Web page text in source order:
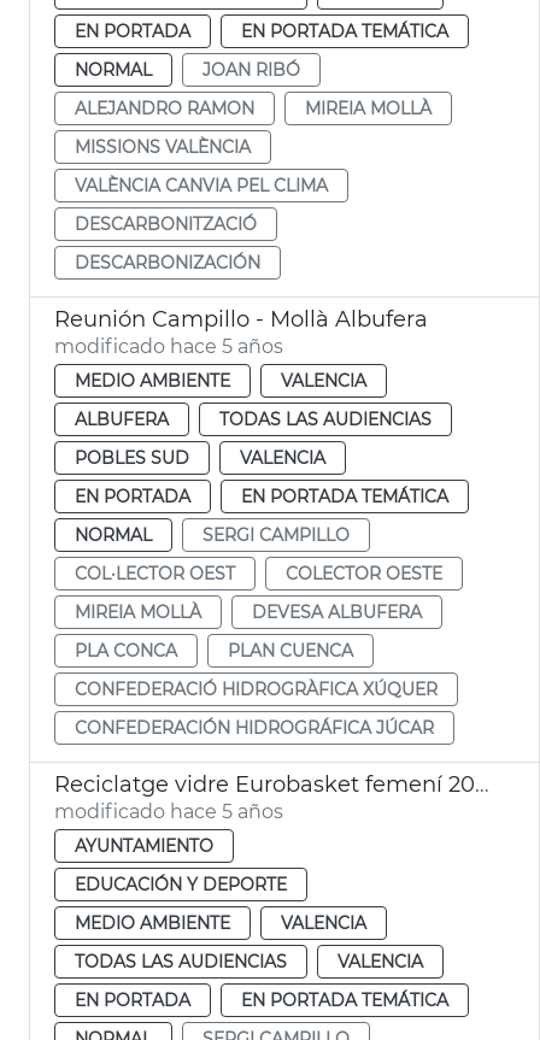
EN PORTADA
EN PORTADA TEMÁTICA
NORMAL
JOAN RIBÓ
ALEJANDRO RAMON
MIREIA MOLLÀ
MISSIONS VALÈNCIA
VALÈNCIA CANVIA PEL CLIMA
DESCARBONITZACIÓ
DESCARBONIZACIÓN
Reunión Campillo - Mollà Albufera
modificado hace 5 años
MEDIO AMBIENTE
VALENCIA
ALBUFERA
TODAS LAS AUDIENCIAS
POBLES SUD
VALENCIA
EN PORTADA
EN PORTADA TEMÁTICA
NORMAL
SERGI CAMPILLO
COL·LECTOR OEST
COLECTOR OESTE
MIREIA MOLLÀ
DEVESA ALBUFERA
PLA CONCA
PLAN CUENCA
CONFEDERACIÓ HIDROGRÀFICA XÚQUER
CONFEDERACIÓN HIDROGRÁFICA JÚCAR
Reciclatge vidre Eurobasket femení 2021
modificado hace 5 años
AYUNTAMIENTO
EDUCACIÓN Y DEPORTE
MEDIO AMBIENTE
VALENCIA
TODAS LAS AUDIENCIAS
VALENCIA
EN PORTADA
EN PORTADA TEMÁTICA